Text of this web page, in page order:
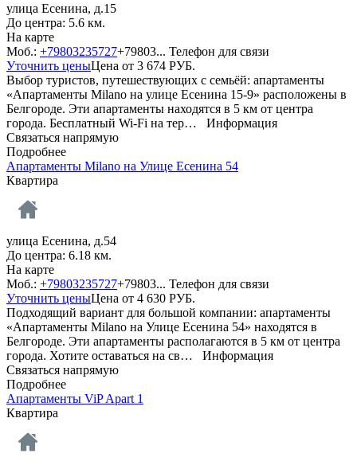
улица Есенина, д.15
До центра: 5.6 км.
На карте
Моб.: +79803235727+79803... Телефон для связи
Уточнить ценыЦена от 3 674 РУБ.
Выбор туристов, путешествующих с семьёй: апартаменты
«Апартаменты Milano на улице Есенина 15-9» расположены в
Белгороде. Эти апартаменты находятся в 5 км от центра
города. Бесплатный Wi-Fi на тер… Информация
Связаться напрямую
Подробнее
Апартаменты Milano на Улице Есенина 54
Квартира
улица Есенина, д.54
До центра: 6.18 км.
На карте
Моб.: +79803235727+79803... Телефон для связи
Уточнить ценыЦена от 4 630 РУБ.
Подходящий вариант для большой компании: апартаменты
«Апартаменты Milano на Улице Есенина 54» находятся в
Белгороде. Эти апартаменты располагаются в 5 км от центра
города. Хотите оставаться на св… Информация
Связаться напрямую
Подробнее
Апартаменты ViP Apart 1
Квартира